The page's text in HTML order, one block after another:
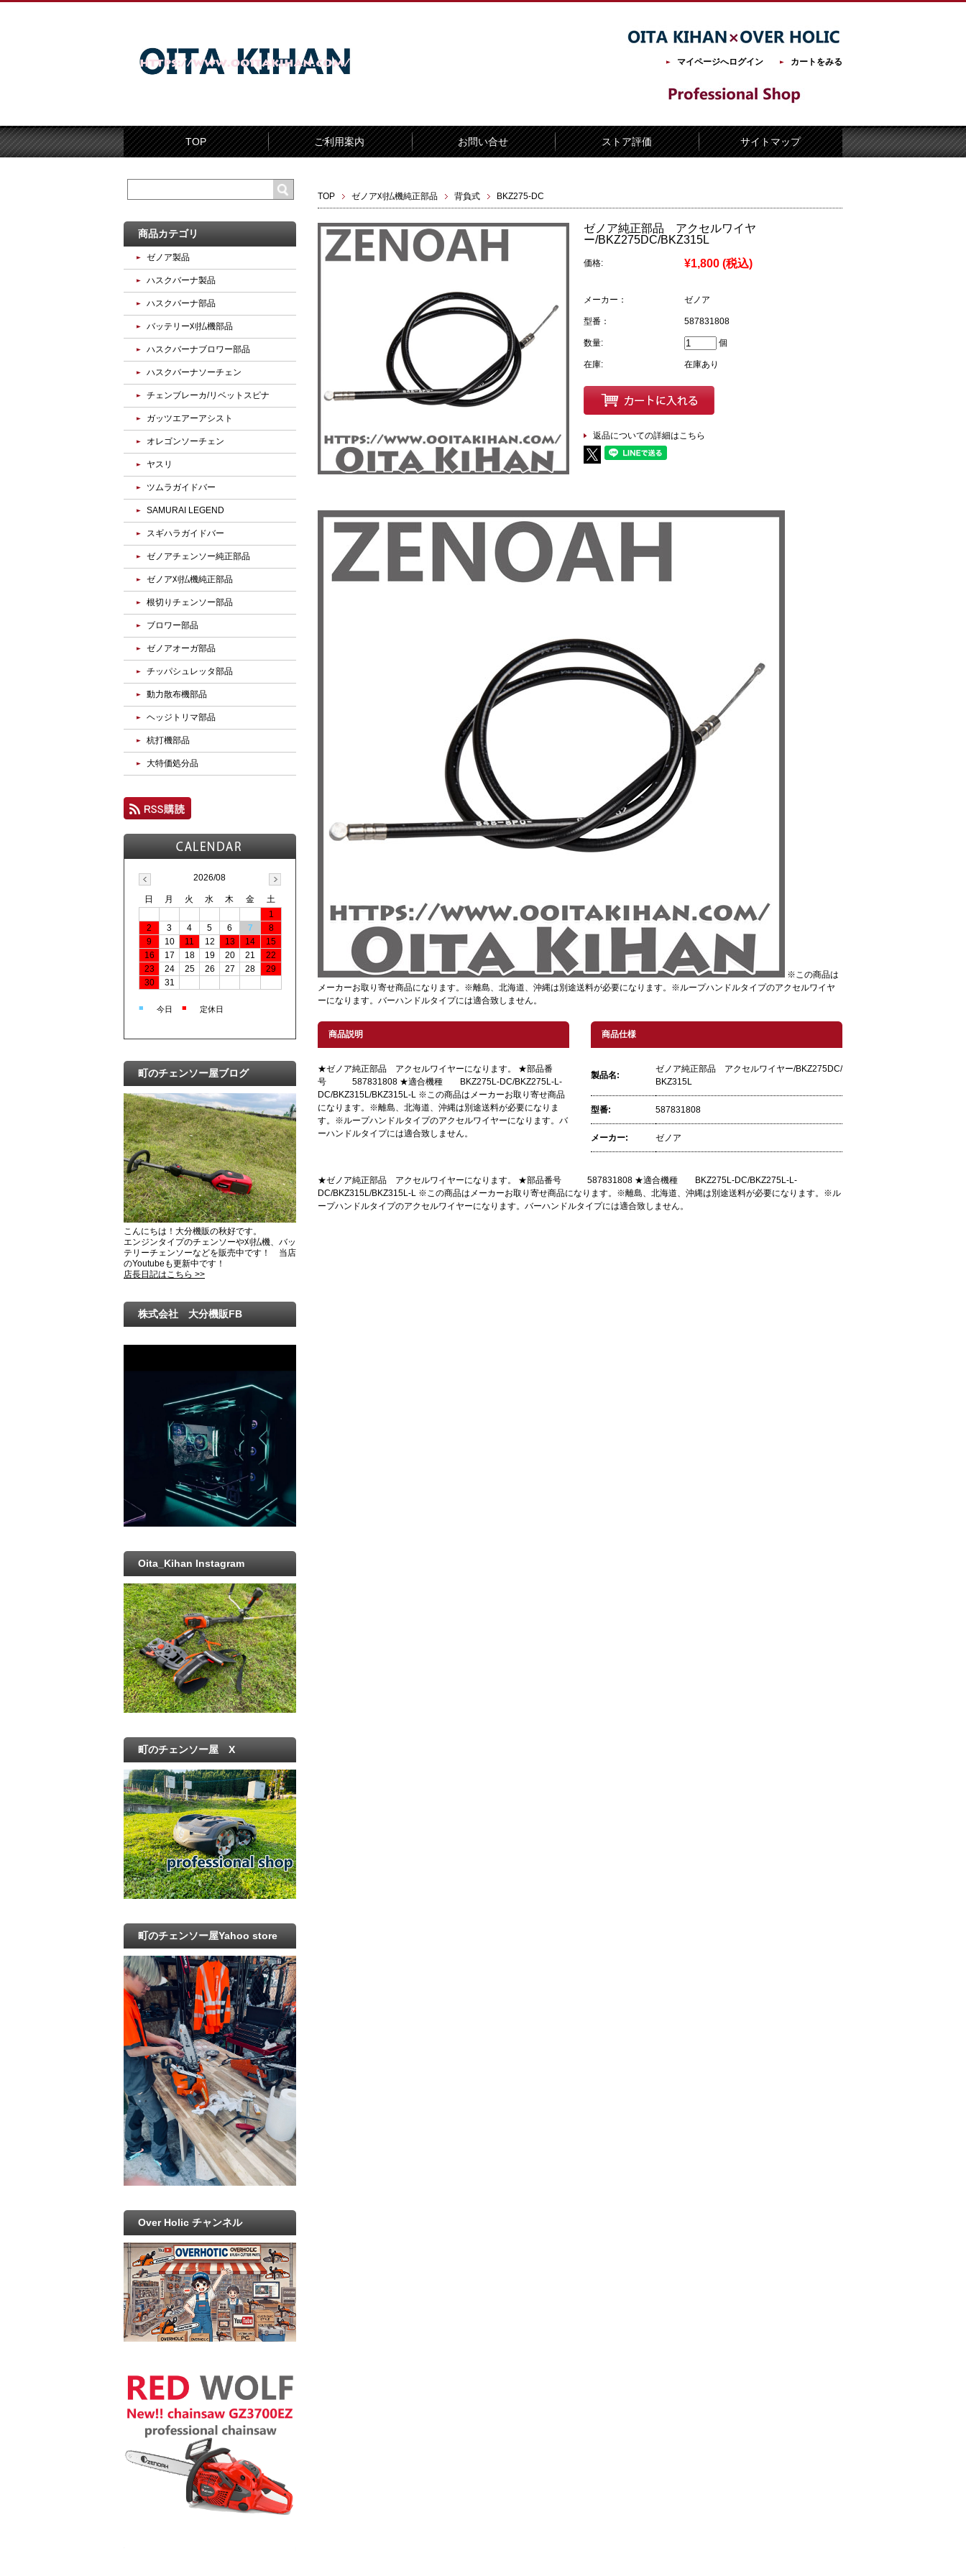
マイページへログイン カートをみる
TOP ご利用案内 お問い合せ ストア評価 サイトマップ
TOP ゼノア刈払機純正部品 背負式 BKZ275-DC
ゼノア純正部品 アクセルワイヤ
ー/BKZ275DC/BKZ315L
価格: ¥1,800 (税込)
メーカー： ゼノア
型番： 587831808
数量: 個
在庫: 在庫あり
返品についての詳細はこちら
※この商品は
メーカーお取り寄せ商品になります。※離島、北海道、沖縄は別途送料が必要になります。※ループハンドルタイプのアクセルワイヤ
ーになります。バーハンドルタイプには適合致しません。
商品説明
★ゼノア純正部品 アクセルワイヤーになります。 ★部品番
号 587831808 ★適合機種 BKZ275L-DC/BKZ275L-L-
DC/BKZ315L/BKZ315L-L ※この商品はメーカーお取り寄せ商品
になります。※離島、北海道、沖縄は別途送料が必要になりま
す。※ループハンドルタイプのアクセルワイヤーになります。バ
ーハンドルタイプには適合致しません。
商品仕様
製品名:
ゼノア純正部品 アクセルワイヤー/BKZ275DC/
BKZ315L
型番: 587831808
メーカー: ゼノア
★ゼノア純正部品 アクセルワイヤーになります。 ★部品番号 587831808 ★適合機種 BKZ275L-DC/BKZ275L-L-
DC/BKZ315L/BKZ315L-L ※この商品はメーカーお取り寄せ商品になります。※離島、北海道、沖縄は別途送料が必要になります。※ル
ープハンドルタイプのアクセルワイヤーになります。バーハンドルタイプには適合致しません。
商品カテゴリ
ゼノア製品
ハスクバーナ製品
ハスクバーナ部品
バッテリー刈払機部品
ハスクバーナブロワー部品
ハスクバーナソーチェン
チェンブレーカ/リベットスピナ
ガッツエアーアシスト
オレゴンソーチェン
ヤスリ
ツムラガイドバー
SAMURAI LEGEND
スギハラガイドバー
ゼノアチェンソー純正部品
ゼノア刈払機純正部品
根切りチェンソー部品
ブロワー部品
ゼノアオーガ部品
チッパシュレッタ部品
動力散布機部品
ヘッジトリマ部品
杭打機部品
大特価処分品
2026/08
日 月 火 水 木 金
土
1
2
3 4 5 6 7
8
9
10 11 12 13 14
15
16
17 18 19 20 21
22
23
24 25 26 27 28
29
30
31
■ 今日 ■ 定休日
町のチェンソー屋ブログ
こんにちは！大分機販の秋好です。
エンジンタイプのチェンソーや刈払機、バッ
テリーチェンソーなどを販売中です！ 当店
のYoutubeも更新中です！
店長日記はこちら >>
株式会社 大分機販FB
Oita_Kihan Instagram
町のチェンソー屋 X
町のチェンソー屋Yahoo store
Over Holic チャンネル